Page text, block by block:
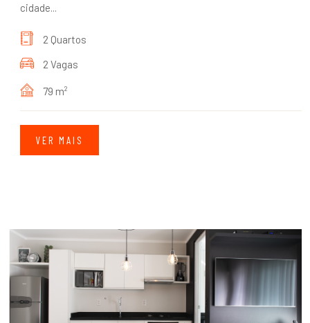
cidade...
2 Quartos
2 Vagas
79 m2
VER MAIS